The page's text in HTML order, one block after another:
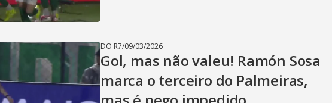
DO R7/09/03/2026
Gol, mas não valeu! Ramón Sosa
marca o terceiro do Palmeiras,